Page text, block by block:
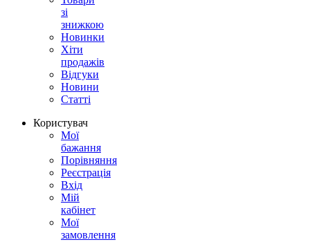
зі
знижкою
Новинки
Хіти
продажів
Відгуки
Новини
Статті
Користувач
Мої
бажання
Порівняння
Реєстрація
Вхід
Мій
кабінет
Мої
замовлення